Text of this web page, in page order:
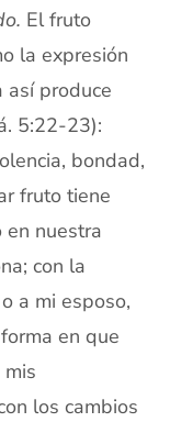
El fruto
la expresión
así produce
5:22-23):
bondad,
fruto tiene
en nuestra
con la
a mi esposo,
en que
los cambios